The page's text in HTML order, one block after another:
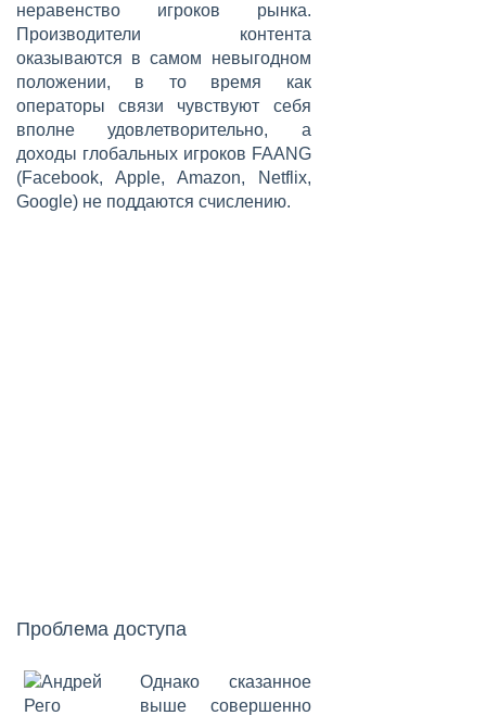
неравенство игроков рынка.
Производители контента
оказываются в самом невыгодном
положении, в то время как
операторы связи чувствуют себя
вполне удовлетворительно, а
доходы глобальных игроков FAANG
(Facebook, Apple, Amazon, Netflix,
Google) не поддаются счислению.
Проблема доступа
Однако сказанное
выше совершенно